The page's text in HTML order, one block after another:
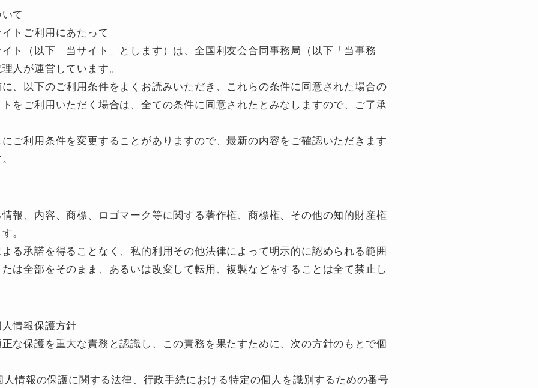
て
トご利用にあたって
ト（以下「当サイト」とします）は、全国利友会合同事務局（以下「当事務
人が運営しています。
、以下のご利用条件をよくお読みいただき、これらの条件に同意された場合の
をご利用いただく場合は、全ての条件に同意されたとみなしますので、ご了承
ご利用条件を変更することがありますので、最新の内容をご確認いただきます
報、内容、商標、ロゴマーク等に関する著作権、商標権、その他の知的財産権
。
る承諾を得ることなく、私的利用その他法律によって明示的に認められる範囲
は全部をそのまま、あるいは改変して転用、複製などをすることは全て禁止し
情報保護方針
な保護を重大な責務と認識し、この責務を果たすために、次の方針のもとで個
情報の保護に関する法律、行政手続における特定の個人を識別するための番号